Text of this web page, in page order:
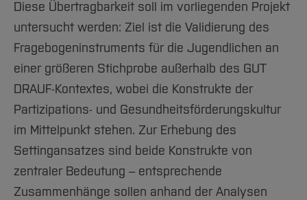
Arbeiten im FB G
Forschung und Projekte
International
Team
Service
Studiengänge
Studieninteressierte
Aktuelles
Studium
Fachgruppen
Forschung und Entwicklung
International
Team
Service
Amtliche Bekanntmachungen
Notfall-Infos
BO Shop
Familiengerechte Hochschule
Gleichstellung
Diskriminierungsfreie Hochschule
Vertretungen
Wahlen
Hochschulbibliothek
Hochschulkommunikation
International Office
Medienzentrum
qed-Stiftung
Zentrale Studienberatung
Diese Übertragbarkeit soll im vorliegenden Projekt
untersucht werden: Ziel ist die Validierung des
Fragebogeninstruments für die Jugendlichen an
einer größeren Stichprobe außerhalb des GUT
DRAUF-Kontextes, wobei die Konstrukte der
Partizipations- und Gesundheitsförderungskultur
im Mittelpunkt stehen. Zur Erhebung des
Settingansatzes sind beide Konstrukte von
zentraler Bedeutung – entsprechende
Zusammenhänge sollen anhand der Analysen